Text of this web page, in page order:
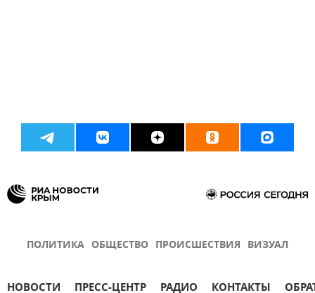
ПОЛИТИКА ОБЩЕСТВО ПРОИСШЕСТВИЯ ВИЗУАЛ
НОВОСТИ ПРЕСС-ЦЕНТР РАДИО КОНТАКТЫ